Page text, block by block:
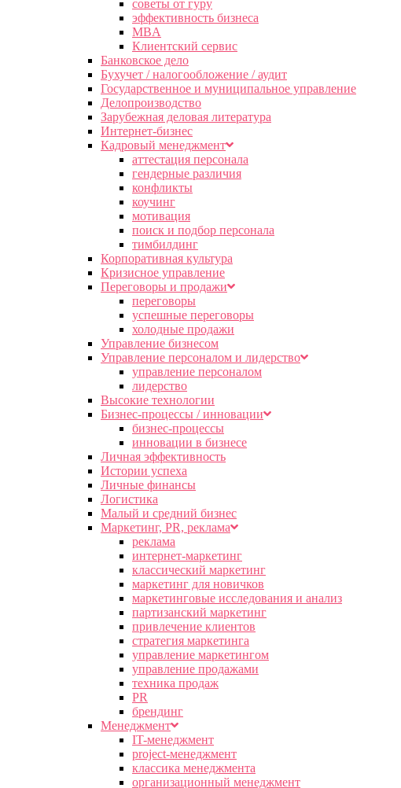
советы от гуру
эффективность бизнеса
MBA
Клиентский сервис
Банковское дело
Бухучет / налогообложение / аудит
Государственное и муниципальное управление
Делопроизводство
Зарубежная деловая литература
Интернет-бизнес
Кадровый менеджмент
аттестация персонала
гендерные различия
конфликты
коучинг
мотивация
поиск и подбор персонала
тимбилдинг
Корпоративная культура
Кризисное управление
Переговоры и продажи
переговоры
успешные переговоры
холодные продажи
Управление бизнесом
Управление персоналом и лидерство
управление персоналом
лидерство
Высокие технологии
Бизнес-процессы / инновации
бизнес-процессы
инновации в бизнесе
Личная эффективность
Истории успеха
Личные финансы
Логистика
Малый и средний бизнес
Маркетинг, PR, реклама
реклама
интернет-маркетинг
классический маркетинг
маркетинг для новичков
маркетинговые исследования и анализ
партизанский маркетинг
привлечение клиентов
стратегия маркетинга
управление маркетингом
управление продажами
техника продаж
PR
брендинг
Менеджмент
IT-менеджмент
project-менеджмент
классика менеджмента
организационный менеджмент